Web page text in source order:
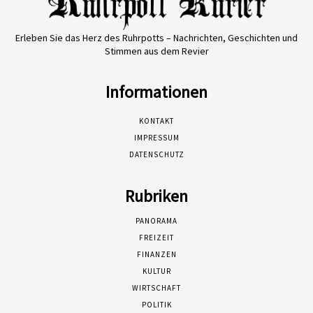
Erleben Sie das Herz des Ruhrpotts – Nachrichten, Geschichten und
Stimmen aus dem Revier
Informationen
KONTAKT
IMPRESSUM
DATENSCHUTZ
Rubriken
PANORAMA
FREIZEIT
FINANZEN
KULTUR
WIRTSCHAFT
POLITIK